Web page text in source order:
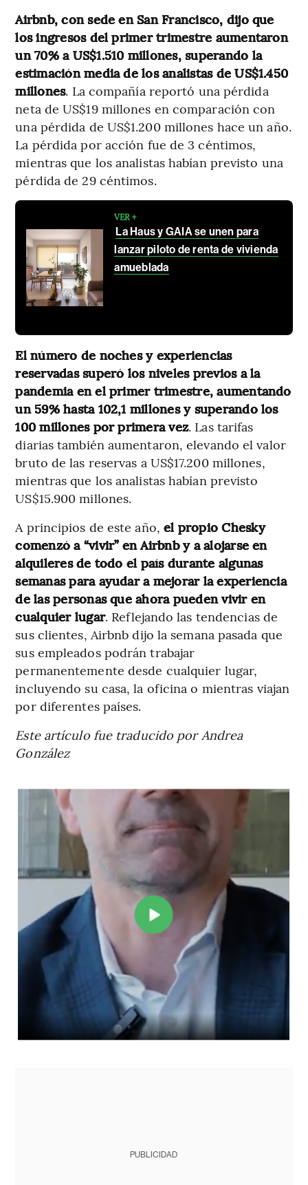
Airbnb, con sede en San Francisco, dijo que
los ingresos del primer trimestre aumentaron
un 70% a US$1.510 millones, superando la
estimación media de los analistas de US$1.450
millones. La compañía reportó una pérdida
neta de US$19 millones en comparación con
una pérdida de US$1.200 millones hace un año.
La pérdida por acción fue de 3 céntimos,
mientras que los analistas habían previsto una
pérdida de 29 céntimos.
VER +
La Haus y GAIA se unen para
lanzar piloto de renta de vivienda
amueblada
El número de noches y experiencias
reservadas superó los niveles previos a la
pandemia en el primer trimestre, aumentando
un 59% hasta 102,1 millones y superando los
100 millones por primera vez. Las tarifas
diarias también aumentaron, elevando el valor
bruto de las reservas a US$17.200 millones,
mientras que los analistas habían previsto
US$15.900 millones.
A principios de este año, el propio Chesky
comenzó a “vivir” en Airbnb y a alojarse en
alquileres de todo el país durante algunas
semanas para ayudar a mejorar la experiencia
de las personas que ahora pueden vivir en
cualquier lugar. Reflejando las tendencias de
sus clientes, Airbnb dijo la semana pasada que
sus empleados podrán trabajar
permanentemente desde cualquier lugar,
incluyendo su casa, la oficina o mientras viajan
por diferentes países.
Este artículo fue traducido por Andrea
González
PUBLICIDAD